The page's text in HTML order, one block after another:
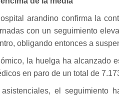
arandino confirma la
con un seguimiento
obligando entonces a
la huelga ha alcanzado
en paro de un total de
asistenciales, el seguimiento